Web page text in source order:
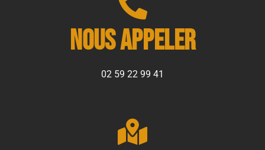
Nous appeler
02 59 22 99 41